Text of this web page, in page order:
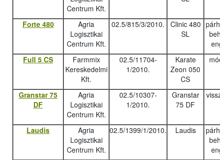
Centrum Kft.
Forte 480
Agria
Logisztikai
Centrum Kft.
02.5/815/3/2010.
Clinic 480
SL
Full 5 CS
Farmmix
Kereskedelmi
Kft.
02.5/11704-
1/2010.
Karate
Zeon 050
CS
Granstar 75
DF
Agria
Logisztikai
Centrum Kft.
02.5/10307-
1/2010.
Granstar
75 DF
Laudis
Agria
Logisztikai
Centrum Kft.
02.5/1399/1/2010. Laudis